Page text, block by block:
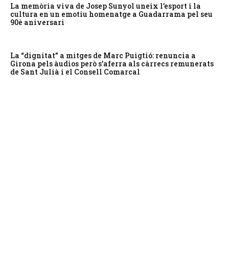
La memòria viva de Josep Sunyol uneix l’esport i la
cultura en un emotiu homenatge a Guadarrama pel seu
90è aniversari
La “dignitat” a mitges de Marc Puigtió: renuncia a
Girona pels àudios però s’aferra als càrrecs remunerats
de Sant Julià i el Consell Comarcal